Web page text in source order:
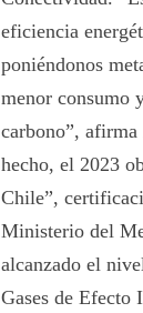
eficiencia
poniéndonos
menor consumo
carbono”,
hecho,el 2023
Chile”,
Ministerio del
alcanzado el
Gases de Efecto